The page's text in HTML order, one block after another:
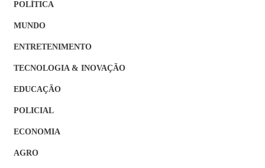
POLÍTICA
MUNDO
ENTRETENIMENTO
TECNOLOGIA & INOVAÇÃO
EDUCAÇÃO
POLICIAL
ECONOMIA
AGRO